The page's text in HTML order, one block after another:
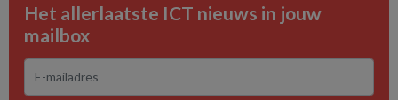
Het allerlaatste ICT nieuws in jouw
mailbox